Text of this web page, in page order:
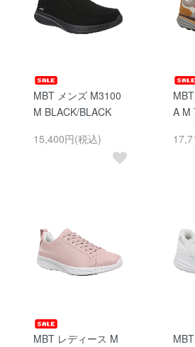
MBT メンズ M3100
M BLACK/BLACK
15,400円(税込)
A M
MBT レディース M